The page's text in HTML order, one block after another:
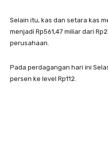
Selain itu, kas dan setara kas
menjadi Rp561,47 miliar dari
perusahaan.
Pada perdagangan hari ini
persen ke level Rp112.